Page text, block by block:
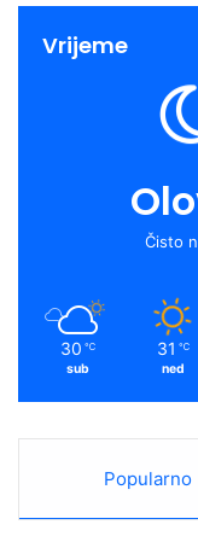
Vrijeme
Čisto
30 ℃
sub
31 ℃
ned
Popularno